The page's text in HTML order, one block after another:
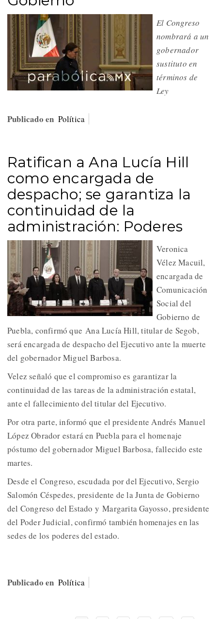
El Congreso
nombrará a un
gobernador
sustituto en
términos de
Ley
Publicado en Política
Ratifican a Ana Lucía Hill
como encargada de
despacho; se garantiza la
continuidad de la
administración: Poderes
Veronica
Vélez Macuil,
encargada de
Comunicación
Social del
Gobierno de
Puebla, confirmó que Ana Lucía Hill, titular de Segob,
será encargada de despacho del Ejecutivo ante la muerte
del gobernador Miguel Barbosa.
Velez señaló que el compromiso es garantizar la
continuidad de las tareas de la administración estatal,
ante el fallecimiento del titular del Ejecutivo.
Por otra parte, informó que el presidente Andrés Manuel
López Obrador estará en Puebla para el homenaje
póstumo del gobernador Miguel Barbosa, fallecido este
martes.
Desde el Congreso, escudada por del Ejecutivo, Sergio
Salomón Céspedes, presidente de la Junta de Gobierno
del Congreso del Estado y Margarita Gayosso, presidente
del Poder Judicial, confirmó también homenajes en las
sedes de los poderes del estado.
Publicado en Política